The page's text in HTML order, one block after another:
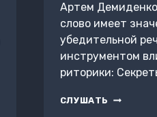
Артем
слово имеет
убедительной
инструментом
риторики:
СЛУШАТЬ МАСТЕР